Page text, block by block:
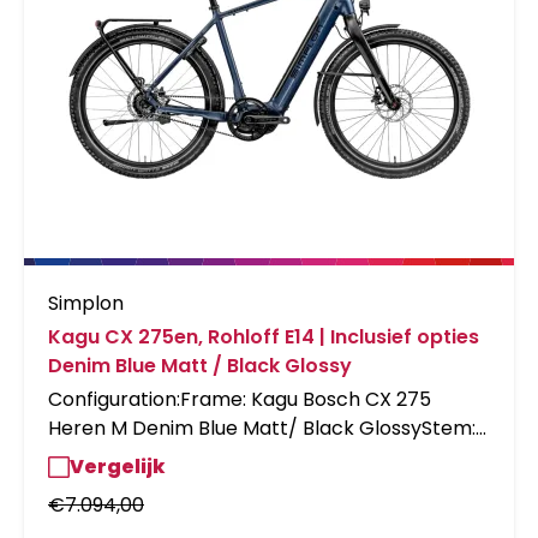
Simplon
Kagu CX 275en, Rohloff E14 | Inclusief opties
Denim Blue Matt / Black Glossy
Configuration:Frame: Kagu Bosch CX 275
Heren M Denim Blue Matt/ Black GlossyStem:
Ergotec Swell R-Ahead VorbauSpacers: 40mm
Spacers AlloyBrakes: Mag.
MT4;PM7;PM6;180/180;CL/4H;RODisplay:
Vergelijk
€7.094,00